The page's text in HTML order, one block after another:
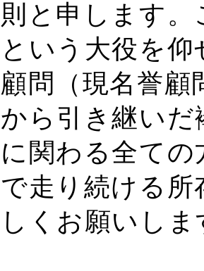
則と申します
という大役を
顧問（現名誉顧
から引き継いだ
に関わる全て
で走り続ける
しくお願いしま